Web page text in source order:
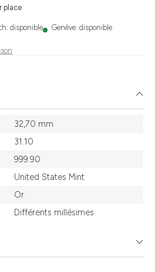
place
disponible Genève: disponible
32,70 mm
31.10
999.90
United States Mint
Or
Différents millésimes